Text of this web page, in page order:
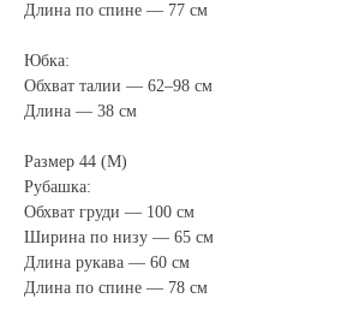
Длина по спине — 77 см
Юбка:
Обхват талии — 62–98 см
Длина — 38 см
Размер 44 (M)
Рубашка:
Обхват груди — 100 см
Ширина по низу — 65 см
Длина рукава — 60 см
Длина по спине — 78 см